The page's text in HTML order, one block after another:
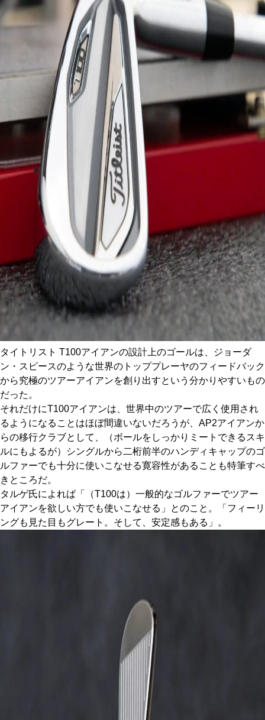
タイトリスト T100アイアンの設計上のゴールは、ジョーダ
ン・スピースのような世界のトッププレーヤのフィードバック
から究極のツアーアイアンを創り出すという分かりやすいもの
だった。
それだけにT100アイアンは、世界中のツアーで広く使用され
るようになることはほぼ間違いないだろうが、AP2アイアンか
らの移行クラブとして、（ボールをしっかりミートできるスキ
ルにもよるが）シングルから二桁前半のハンディキャップのゴ
ルファーでも十分に使いこなせる寛容性があることも特筆すべ
きところだ。
タルゲ氏によれば「（T100は）一般的なゴルファーでツアー
アイアンを欲しい方でも使いこなせる」とのこと。「フィーリ
ングも見た目もグレート。そして、安定感もある」。